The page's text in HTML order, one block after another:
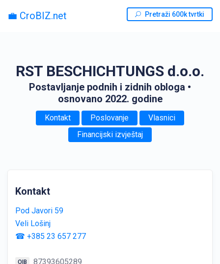
💼 CroBIZ.net Pretraži 600k tvrtki
RST BESCHICHTUNGS d.o.o.
Postavljanje podnih i zidnih obloga •
osnovano 2022. godine
Kontakt Poslovanje
Vlasnici
Financijski izvještaj
Kontakt
Pod Javori 59
Veli Lošinj
☎ +385 23 657 277
OIB 87393605289